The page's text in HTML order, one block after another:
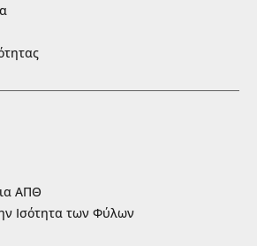
ΑΠΘ
Ισότητα των Φύλων